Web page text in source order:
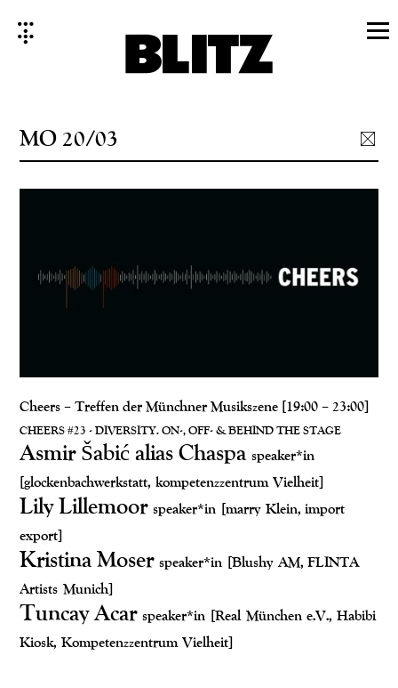
MO 20/03
Cheers – Treffen der Münchner Musikszene [19:00 – 23:00]
CHEERS #23 - DIVERSITY. ON-, OFF- & BEHIND THE STAGE
Asmir Šabić alias Chaspa speaker*in
[glockenbachwerkstatt, kompetenzzentrum Vielheit]
Lily Lillemoor speaker*in [marry Klein, import
export]
Kristina Moser speaker*in [Blushy AM, FLINTA
Artists Munich]
Tuncay Acar speaker*in [Real München e.V., Habibi
Kiosk, Kompetenzzentrum Vielheit]